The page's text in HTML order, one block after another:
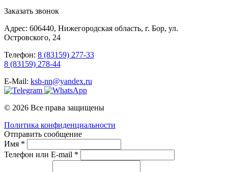
Заказать звонок
Адрес: 606440, Нижегородская область, г. Бор, ул.
Островского, 24
Телефон: 8 (83159) 277-33
8 (83159) 278-44
E-Mail: ksb-nn@yandex.ru
© 2026 Все права защищены
Политика конфиденциальности
Отправить сообщение
Имя *
Телефон или E-mail *